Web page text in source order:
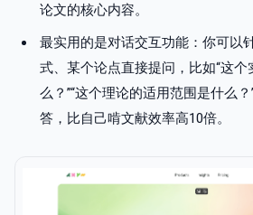
论文的核心内容。
最实用的是对话交互功能：你可以
式、某个论点直接提问，比如“这
么？”“这个理论的适用范围是什么
答，比自己啃文献效率高10倍。